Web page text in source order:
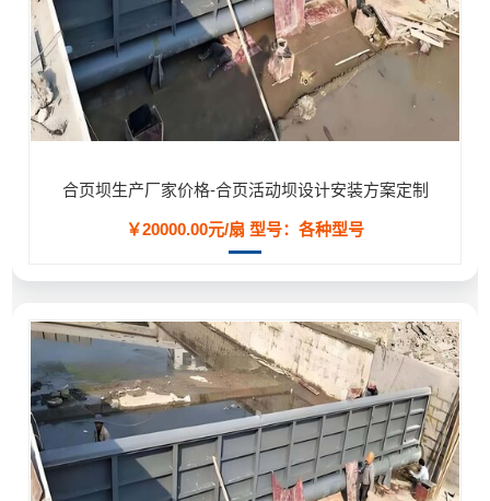
合页坝生产厂家价格-合页活动坝设计安装方案定制
￥20000.00元/扇 型号：各种型号